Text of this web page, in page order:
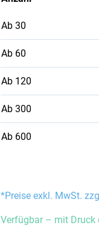
Ab 30
Ab 60
Ab 120
Ab 300
Ab 600
*Preise exkl. MwSt.
Verfügbar – mit Druck